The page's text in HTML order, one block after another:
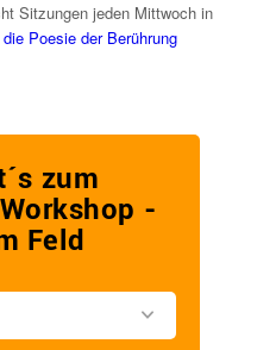
Sitzungen jeden Mittwoch in
Poesie der Berührung